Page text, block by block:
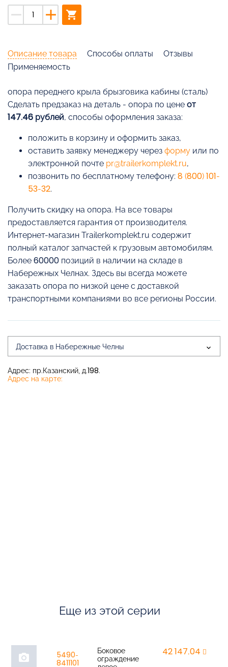
remove add shopping_cart
Описание товара Способы оплаты
Отзывы
Применяемость
опора переднего крыла брызговика кабины (сталь)
Cделать предзаказ на деталь - опора по цене от
147.46 рублей, способы оформления заказа:
положить в корзину и оформить заказ,
оставить заявку менеджеру через форму или по
электронной почте pr@trailerkomplekt.ru,
позвонить по бесплатному телефону: 8 (800) 101-
53-32.
Получить скидку на опора. На все товары
предоставляется гарантия от производителя.
Интернет-магазин Trailerkomplekt.ru содержит
полный каталог запчастей к грузовым автомобилям.
Более 60000 позиций в наличии на складе в
Набережных Челнах. Здесь вы всегда можете
заказать опора по низкой цене с доставкой
транспортными компаниями во все регионы России.
Доставка в Набережные Челны
Адрес: пр.Казанский, д.198.
Адрес на карте:
Еще из этой серии
photo_camera
5490-
8411101
Боковое
ограждение
42 147,04